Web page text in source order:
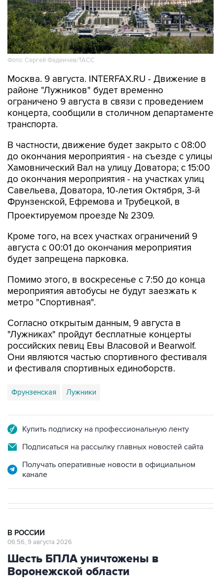
Фото: Сергей Фадеичев/ТАСС
Москва. 9 августа. INTERFAX.RU - Движение в
районе "Лужников" будет временно
ограничено 9 августа в связи с проведением
концерта, сообщили в столичном департаменте
транспорта.
В частности, движение будет закрыто с 08:00
до окончания мероприятия - на съезде с улицы
Хамовнический Вал на улицу Доватора; с 15:00
до окончания мероприятия - на участках улиц
Савельева, Доватора, 10-летия Октября, 3-й
Фрунзенской, Ефремова и Трубецкой, в
Проектируемом проезде № 2309.
Кроме того, на всех участках ограничений 9
августа с 00:01 до окончания мероприятия
будет запрещена парковка.
Помимо этого, в воскресенье с 7:50 до конца
мероприятия автобусы не будут заезжать к
метро "Спортивная".
Согласно открытым данным, 9 августа в
"Лужниках" пройдут бесплатные концерты
российских певиц Евы Власовой и Bearwolf.
Они являются частью спортивного фестиваля
и фестиваля спортивных единоборств.
Фрунзенская Лужники
Купить подписку на профессиональную ленту
Подписаться на рассылку главных новостей сайта
Получать оперативные новости в официальном
канале
В РОССИИ
06:56, 9 августа 2026
Шесть БПЛА уничтожены в
Воронежской области